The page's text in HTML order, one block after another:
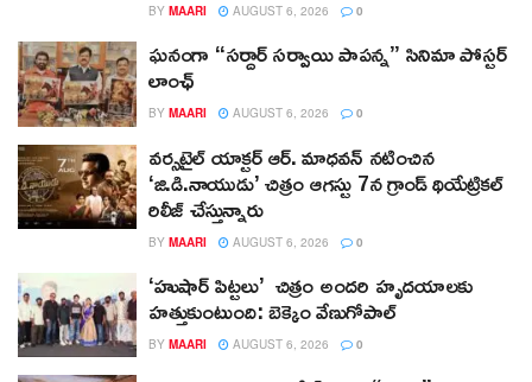
BY MAARI AUGUST 6, 2026 0
ఘనంగా “సర్దార్ సర్వాయి పాపన్న” సినిమా పోస్టర్
లాంఛ్
BY MAARI AUGUST 6, 2026 0
వర్సటైల్ యాక్టర్ ఆర్‌. మాధవన్‌ నటించిన
‘జి.డి.నాయుడు’ చిత్రం ఆగస్టు 7న గ్రాండ్ థియేట్రికల్
రిలీజ్ చేస్తున్నారు
BY MAARI AUGUST 6, 2026 0
‘హుషార్‌ పిట్టలు’ చిత్రం అందరి హృదయాలకు
హత్తుకుంటుంది: బెక్కెం వేణుగోపాల్‌
BY MAARI AUGUST 6, 2026 0